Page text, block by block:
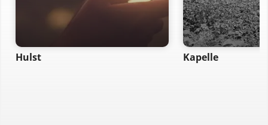
Hulst Kapelle